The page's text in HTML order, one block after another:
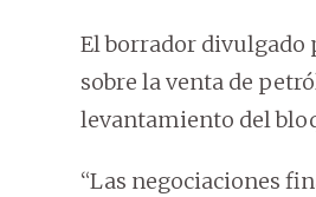
El borrador divulgado
sobre la venta de
levantamiento del
“Las negociaciones